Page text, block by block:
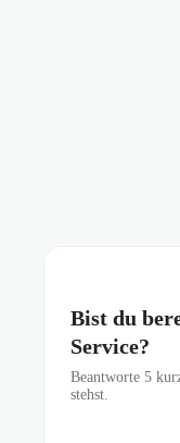
Bist du
Service?
Beantworte 5
stehst.